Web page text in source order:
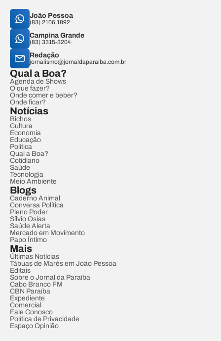
João Pessoa
(83) 2106.1892
Campina Grande
(83) 3315-3204
Redação
jornalismo@jornaldaparaiba.com.br
Qual a Boa?
Agenda de Shows
O que fazer?
Onde comer e beber?
Onde ficar?
Notícias
Bichos
Cultura
Economia
Educação
Política
Qual a Boa?
Cotidiano
Saúde
Tecnologia
Meio Ambiente
Blogs
Caderno Animal
Conversa Política
Pleno Poder
Sílvio Osias
Saúde Alerta
Mercado em Movimento
Papo Íntimo
Mais
Últimas Notícias
Tábuas de Marés em João Pessoa
Editais
Sobre o Jornal da Paraíba
Cabo Branco FM
CBN Paraíba
Expediente
Comercial
Fale Conosco
Política de Privacidade
Espaço Opinião